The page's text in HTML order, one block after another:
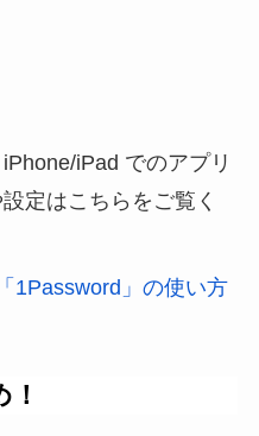
iPad でのアプリ
定はこちらをご覧く
1Password」の使い方